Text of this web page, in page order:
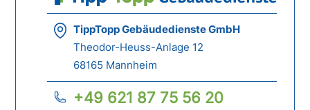
TippTopp Gebäudedienste GmbH
Theodor-Heuss-Anlage 12
68165 Mannheim
+49 621 87 75 56 20